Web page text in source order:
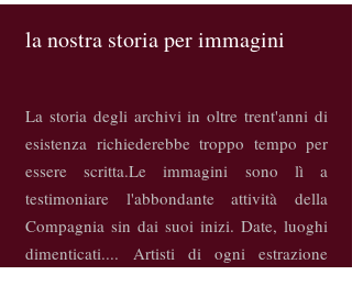
la nostra storia per immagini
La storia degli archivi in oltre trent'anni di
esistenza richiederebbe troppo tempo per
essere scritta.Le immagini sono lì a
testimoniare l'abbondante attività della
Compagnia sin dai suoi inizi. Date, luoghi
dimenticati.... Artisti di ogni estrazione